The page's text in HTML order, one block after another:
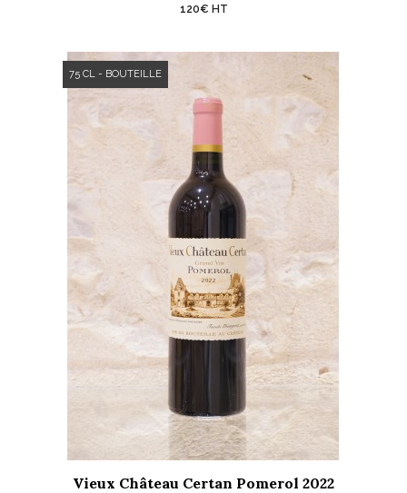
120€ HT
Vieux Château Certan Pomerol 2022
75 CL - BOUTEILLE